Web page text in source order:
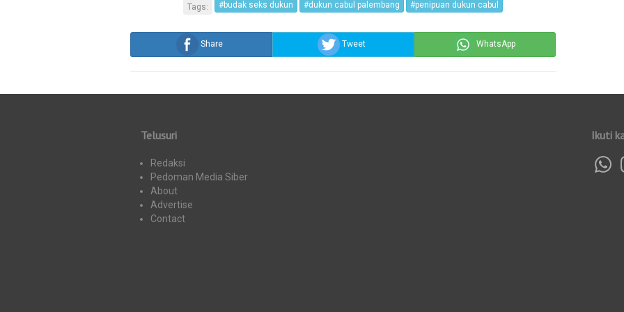
Tags: #budak seks dukun #dukun cabul palembang #penipuan dukun cabul
Share Tweet WhatsApp
Telusuri
Redaksi
Pedoman Media Siber
About
Advertise
Contact
Ikuti